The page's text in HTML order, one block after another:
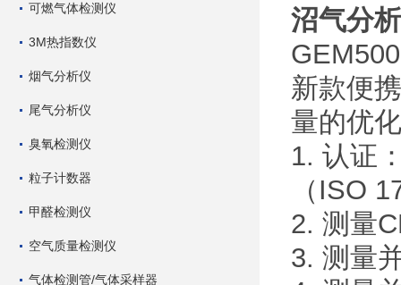
可燃气体检测仪
3M热指数仪
烟气分析仪
尾气分析仪
臭氧检测仪
粒子计数器
甲醛检测仪
空气质量检测仪
气体检测管/气体采样器
沼气分
新款便
量的优
1. 认证
（ISO
2. 测量
3. 测量